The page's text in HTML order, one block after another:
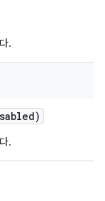
.
.